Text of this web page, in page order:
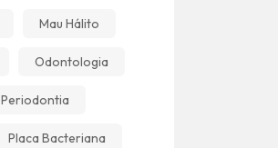
Mau Hálito
Odontologia
Periodontia
Placa Bacteriana